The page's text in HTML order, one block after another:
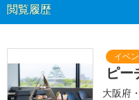
閲覧履歴
ピー
大阪府